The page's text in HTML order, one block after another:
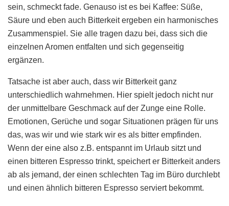
sein, schmeckt fade. Genauso ist es bei Kaffee: Süße,
Säure und eben auch Bitterkeit ergeben ein harmonisches
Zusammenspiel. Sie alle tragen dazu bei, dass sich die
einzelnen Aromen entfalten und sich gegenseitig
ergänzen.
Tatsache ist aber auch, dass wir Bitterkeit ganz
unterschiedlich wahrnehmen. Hier spielt jedoch nicht nur
der unmittelbare Geschmack auf der Zunge eine Rolle.
Emotionen, Gerüche und sogar Situationen prägen für uns
das, was wir und wie stark wir es als bitter empfinden.
Wenn der eine also z.B. entspannt im Urlaub sitzt und
einen bitteren Espresso trinkt, speichert er Bitterkeit anders
ab als jemand, der einen schlechten Tag im Büro durchlebt
und einen ähnlich bitteren Espresso serviert bekommt.